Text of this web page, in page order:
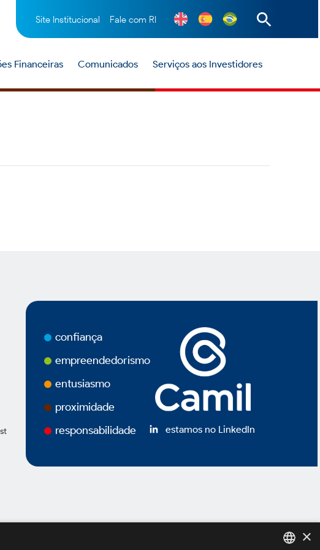
Site Institucional Fale com RI
Financeiras Comunicados Serviços aos Investidores
confiança
empreendedorismo
entusiasmo
proximidade
responsabilidade
estamos no LinkedIn
×